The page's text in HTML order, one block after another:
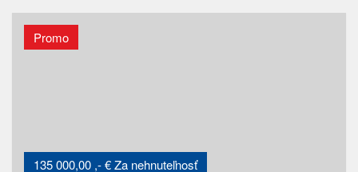
135 000,00 ,- € Za nehnuteľnosť
Promo